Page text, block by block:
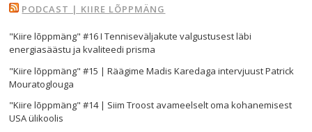
PODCAST | KIIRE LÕPPMÄNG
"Kiire lõppmäng" #16 I Tenniseväljakute valgustusest läbi
energiasäästu ja kvaliteedi prisma
"Kiire lõppmäng" #15 | Räägime Madis Karedaga intervjuust Patrick
Mouratoglouga
"Kiire lõppmäng" #14 | Siim Troost avameelselt oma kohanemisest
USA ülikoolis